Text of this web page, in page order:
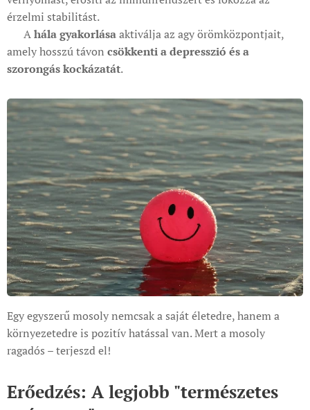
érzelmi stabilitást.
✔ Ahála gyakorlásaaktiválja az agy örömközpontjait,
amely hosszú távon csökkenti a depresszió és a
szorongás kockázatát.
Egy egyszerű mosoly nemcsak a saját életedre, hanem a
környezetedre is pozitív hatással van. Mert a mosoly
ragadós – terjeszd el!
Erőedzés: A legjobb "természetes